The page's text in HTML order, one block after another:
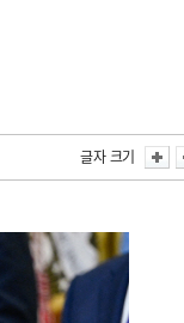
글자 크기